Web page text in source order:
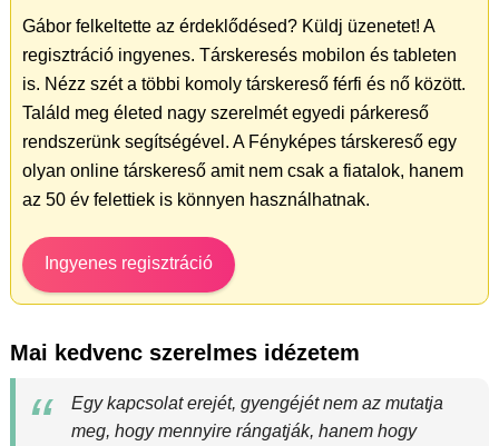
Gábor felkeltette az érdeklődésed? Küldj üzenetet! A
regisztráció ingyenes. Társkeresés mobilon és tableten
is. Nézz szét a többi komoly társkereső férfi és nő között.
Találd meg életed nagy szerelmét egyedi párkereső
rendszerünk segítségével. A Fényképes társkereső egy
olyan online társkereső amit nem csak a fiatalok, hanem
az 50 év felettiek is könnyen használhatnak.
Ingyenes regisztráció
Mai kedvenc szerelmes idézetem
Egy kapcsolat erejét, gyengéjét nem az mutatja
meg, hogy mennyire rángatják, hanem hogy